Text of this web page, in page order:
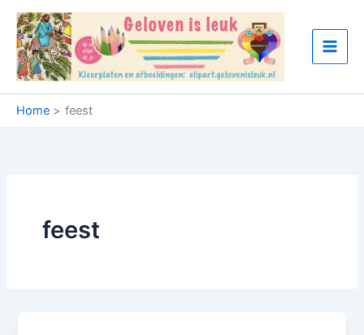
naar
inhoud
Home feest
feest